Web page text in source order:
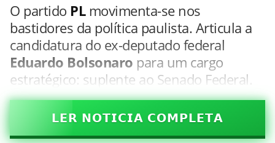
O partido PLmovimenta-se nos
bastidores da política paulista. Articula a
candidatura do ex-deputado federal
Eduardo Bolsonaro para um cargo
estratégico: suplente ao Senado Federal.
𝗟𝗘𝗥 𝗡𝗢𝗧𝗜𝗖𝗜𝗔 𝗖𝗢𝗠𝗣𝗟𝗘𝗧𝗔